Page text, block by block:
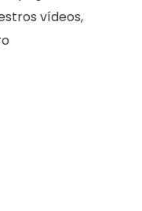
vídeos,